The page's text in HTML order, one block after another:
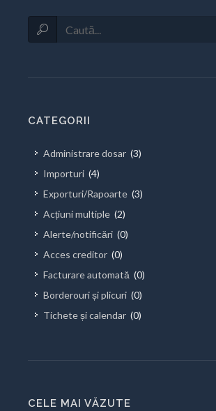
CATEGORII
Administrare dosar (3)
Importuri (4)
Exporturi/Rapoarte (3)
Acțiuni multiple (2)
Alerte/notificări (0)
Acces creditor (0)
Facturare automată (0)
Borderouri și plicuri (0)
Tichete și calendar (0)
CELE MAI VĂZUTE